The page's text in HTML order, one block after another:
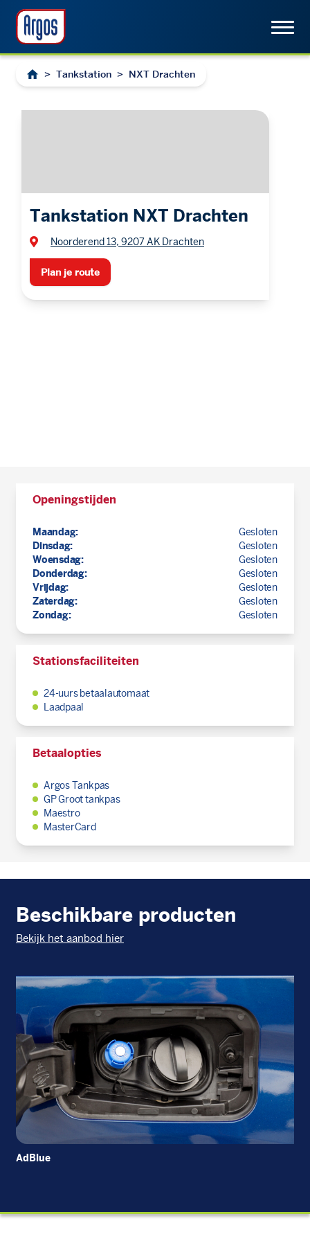
> Tankstation > NXT Drachten
Tankstation NXT Drachten
Noorderend 13, 9207 AK Drachten
Plan je route
Openingstijden
Maandag:
Gesloten
Dinsdag:
Gesloten
Woensdag:
Gesloten
Donderdag:
Gesloten
Vrijdag:
Gesloten
Zaterdag:
Gesloten
Zondag:
Gesloten
Stationsfaciliteiten
24-uurs betaalautomaat
Laadpaal
Betaalopties
Argos Tankpas
GP Groot tankpas
Maestro
MasterCard
Beschikbare producten
Bekijk het aanbod hier
AdBlue